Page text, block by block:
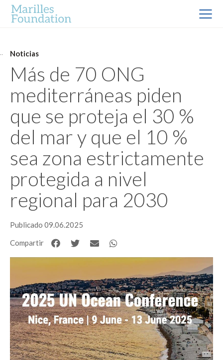
Noticias
Más de 70 ONG
mediterráneas piden
que se proteja el 30 %
del mar y que el 10 %
sea zona estrictamente
protegida a nivel
regional para 2030
Publicado 09.06.2025
Compartir